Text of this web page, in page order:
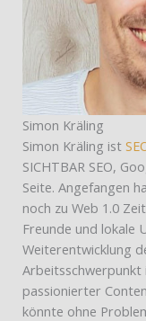
Simon Kräling
Simon Kräling ist
SICHTBAR SEO,
Seite. Angefangen
noch zu Web 1.0
Freunde und lokale
Weiterentwicklung
passionierter
könnte ohne